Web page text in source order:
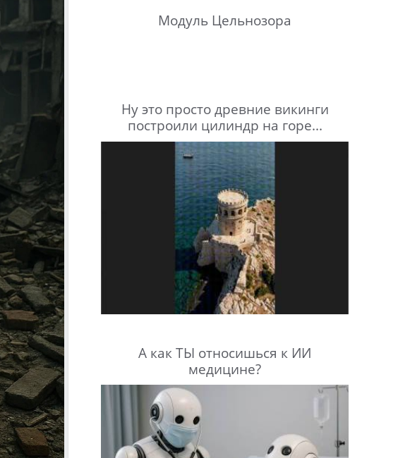
Модуль Цельнозора
Ну это просто древние викинги
построили цилиндр на горе...
А как ТЫ относишься к ИИ
медицине?